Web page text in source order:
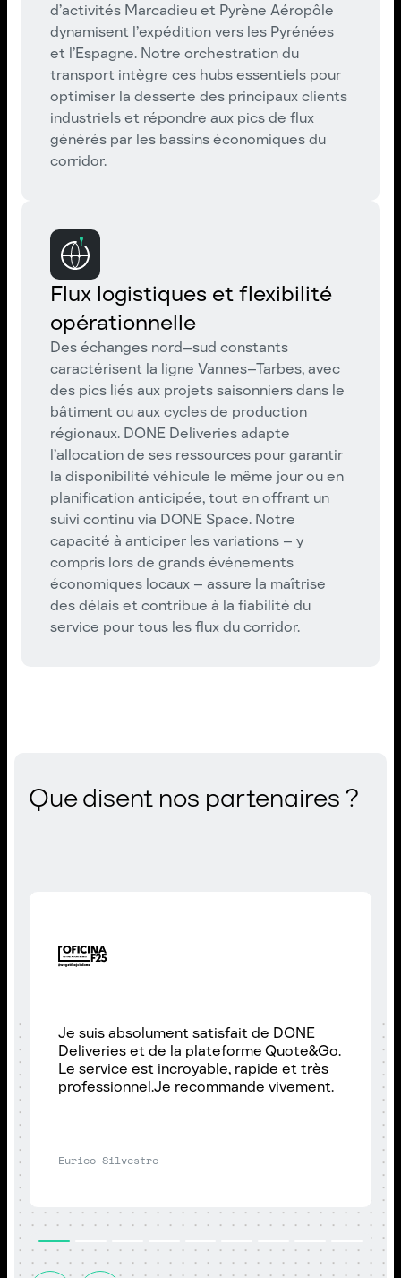
d’activités Marcadieu et Pyrène Aéropôle
dynamisent l’expédition vers les Pyrénées
et l’Espagne. Notre orchestration du
transport intègre ces hubs essentiels pour
optimiser la desserte des principaux clients
industriels et répondre aux pics de flux
générés par les bassins économiques du
corridor.
Flux logistiques et flexibilité
opérationnelle
Des échanges nord–sud constants
caractérisent la ligne Vannes–Tarbes, avec
des pics liés aux projets saisonniers dans le
bâtiment ou aux cycles de production
régionaux. DONE Deliveries adapte
l’allocation de ses ressources pour garantir
la disponibilité véhicule le même jour ou en
planification anticipée, tout en offrant un
suivi continu via DONE Space. Notre
capacité à anticiper les variations – y
compris lors de grands événements
économiques locaux – assure la maîtrise
des délais et contribue à la fiabilité du
service pour tous les flux du corridor.
Que disent nos partenaires ?
Je suis absolument satisfait de DONE
Deliveries et de la plateforme Quote&Go.
Le service est incroyable, rapide et très
professionnel.Je recommande vivement.
Eurico Silvestre